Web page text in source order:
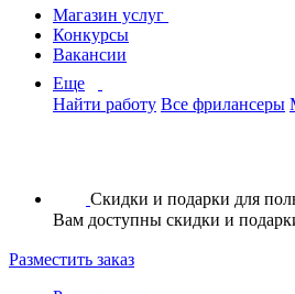
Магазин услуг
Конкурсы
Вакансии
Еще
Найти работу Все фрилансеры
Скидки и подарки для
Вам доступны скидки и
Разместить заказ